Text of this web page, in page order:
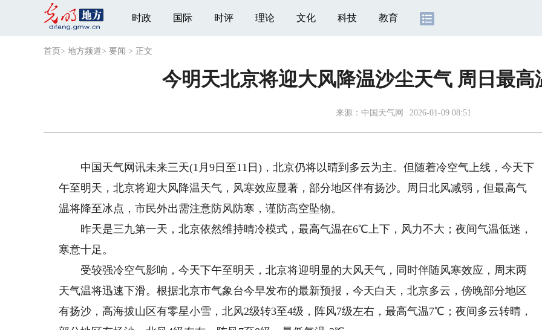
时政 国际 时评 理论 文化 科技 教育
首页 > 地方频道> 要闻 > 正文
今明天北京将迎大风降温沙尘天气 周日最高
来源： 中国天气网 2026-01-09 08:51
中国天气网讯未来三天(1月9日至11日)，北京仍将以晴到多云为主。但随着冷空气上线，今天下
午至明天，北京将迎大风降温天气，风寒效应显著，部分地区伴有扬沙。周日北风减弱，但最高气
温将降至冰点，市民外出需注意防风防寒，谨防高空坠物。
昨天是三九第一天，北京依然维持晴冷模式，最高气温在6℃上下，风力不大；夜间气温低迷，
寒意十足。
受较强冷空气影响，今天下午至明天，北京将迎明显的大风天气，同时伴随风寒效应，周末两
天气温将迅速下滑。根据北京市气象台今早发布的最新预报，今天白天，北京多云，傍晚部分地区
有扬沙，高海拔山区有零星小雪，北风2级转3至4级，阵风7级左右，最高气温7℃；夜间多云转晴，